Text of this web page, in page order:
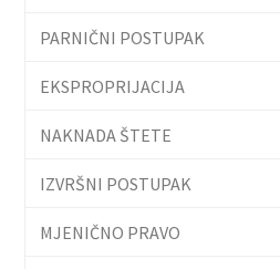
PARNIČNI POSTUPAK
EKSPROPRIJACIJA
NAKNADA ŠTETE
IZVRŠNI POSTUPAK
MJENIČNO PRAVO